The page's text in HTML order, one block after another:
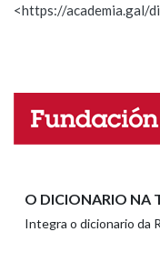
Pertence a
Propoño
Nome
<https://academia.gal/
O DICIONARIO NA
Integra o dicionario da